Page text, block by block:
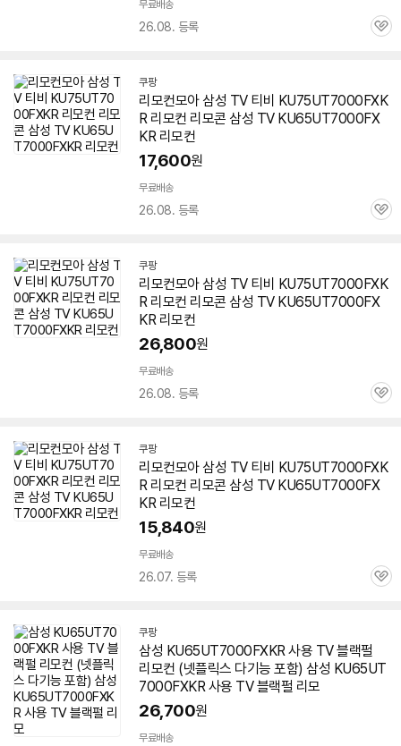
무료배송
26.08. 등록
관
쿠팡
리모컨모아 삼성 TV 티비 KU75UT7000FXK
R 리모컨 리모콘 삼성 TV KU65UT7000FX
KR리모컨
17,600원
무료배송
26.08. 등록
관
쿠팡
리모컨모아 삼성 TV 티비 KU75UT7000FXK
R 리모컨 리모콘 삼성 TV KU65UT7000FX
KR리모컨
26,800원
무료배송
26.08. 등록
관
쿠팡
리모컨모아 삼성 TV 티비 KU75UT7000FXK
R 리모컨 리모콘 삼성 TV KU65UT7000FX
KR리모컨
15,840원
무료배송
26.07. 등록
관
쿠팡
삼성 KU65UT7000FXKR사용 TV 블랙펄
리모컨 (넷플릭스 다기능 포함) 삼성 KU65UT
7000FXKR사용 TV 블랙펄 리모
26,700원
무료배송